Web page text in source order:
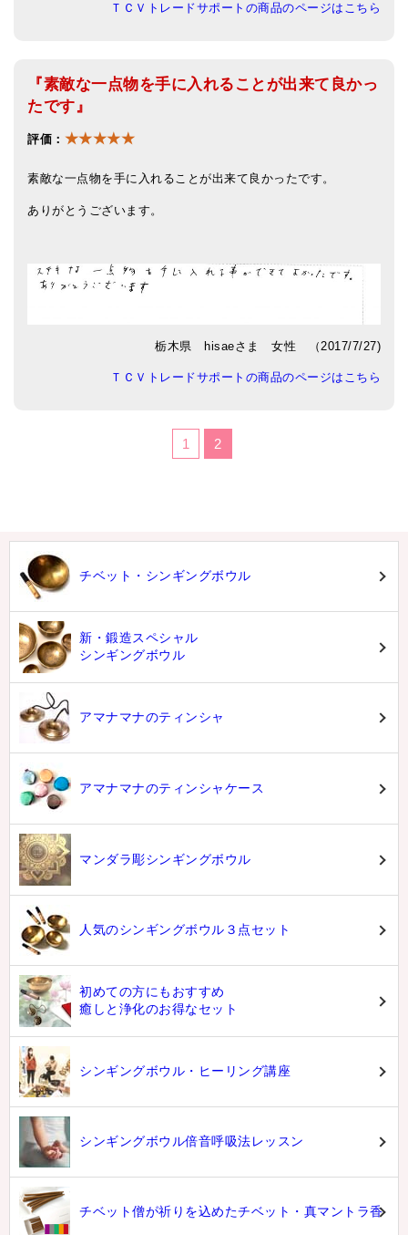
ＴＣＶトレードサポートの商品のページはこちら
『素敵な一点物を手に入れることが出来て良かっ
たです』
評価： ★★★★★
素敵な一点物を手に入れることが出来て良かったです。
ありがとうございます。
栃木県 hisaeさま 女性 （2017/7/27)
ＴＣＶトレードサポートの商品のページはこちら
1 2
チベット・シンギングボウル
新・鍛造スペシャル
シンギングボウル
アマナマナのティンシャ
アマナマナのティンシャケース
マンダラ彫シンギングボウル
人気のシンギングボウル３点セット
初めての方にもおすすめ
癒しと浄化のお得なセット
シンギングボウル・ヒーリング講座
シンギングボウル倍音呼吸法レッスン
チベット僧が祈りを込めたチベット・真マントラ香